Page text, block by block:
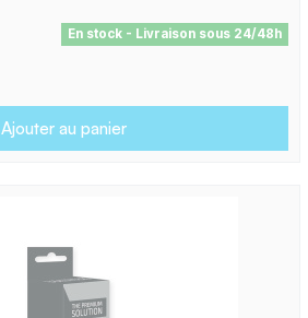
En stock - Livraison sous 24/48h
Ajouter au panier